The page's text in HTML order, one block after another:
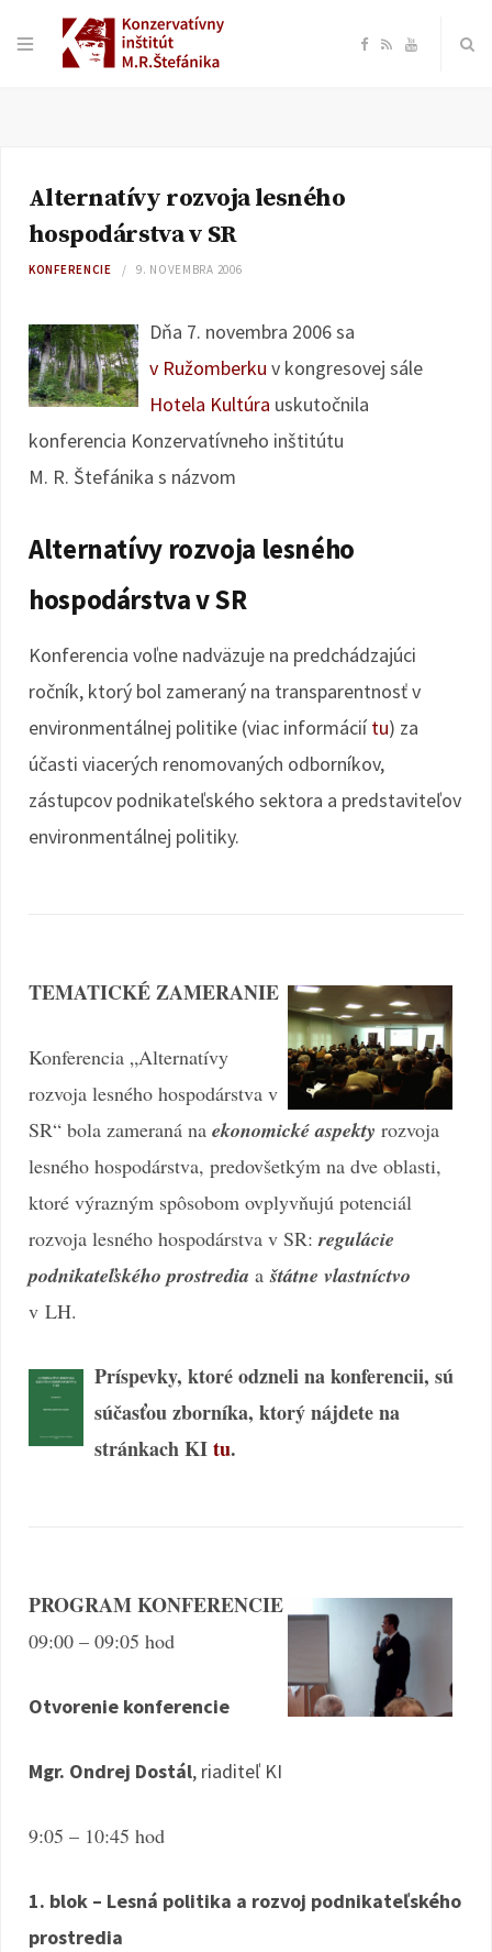
F
o
R Y
e
Alternatívy rozvoja lesného
hospodárstva v SR
KONFERENCIE 9. NOVEMBRA 2006
Dňa 7. novembra 2006 sa
v Ružomberku v kongresovej sále
Hotela Kultúra uskutočnila
konferencia Konzervatívneho inštitútu
M. R. Štefánika s názvom
Alternatívy rozvoja lesného
hospodárstva v SR
Konferencia voľne nadväzuje na predchádzajúci
ročník, ktorý bol zameraný na transparentnosť v
environmentálnej politike (viac informáciítu) za
účasti viacerých renomovaných odborníkov,
zástupcov podnikateľského sektora a predstaviteľov
environmentálnej politiky.
TEMATICKÉ ZAMERANIE
Konferencia „Alternatívy
rozvoja lesného hospodárstva v
SR“ bola zameraná na ekonomické aspekty rozvoja
lesného hospodárstva, predovšetkým na dve oblasti,
ktoré výrazným spôsobom ovplyvňujú potenciál
rozvoja lesného hospodárstva v SR:regulácie
podnikateľského prostredia aštátne vlastníctvo
v LH.
Príspevky, ktoré odzneli na konferencii, sú
súčasťou zborníka, ktorý nájdete na
stránkach KItu.
PROGRAM KONFERENCIE
09:00 – 09:05 hod
Otvorenie konferencie
Mgr. Ondrej Dostál, riaditeľ KI
9:05 – 10:45 hod
1. blok – Lesná politika a rozvoj podnikateľského
prostredia